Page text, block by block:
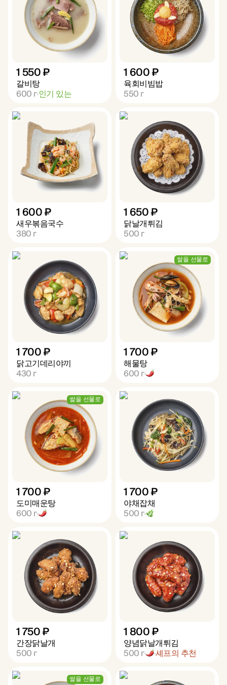
1 550 ₽
갈비탕
600г인기 있는
1 600 ₽
육회비빔밥
550г
1 600 ₽
새우볶음국수
380г
1 650 ₽
닭날개튀김
500г
1 700 ₽
닭고기데리야끼
430г
쌀을 선물로
1 700 ₽
해물탕
600г
쌀을 선물로
1 700 ₽
도미매운탕
600г
1 700 ₽
야채잡채
500г
1 750 ₽
간장닭날개
500г
1 800 ₽
양념닭날개튀김
500г 셰프의 추천
쌀을 선물로